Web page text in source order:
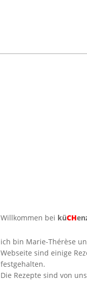
Willkommen bei küCH
ich bin Marie-Thérèse
Webseite sind einige
festgehalten.
Die Rezepte sind von